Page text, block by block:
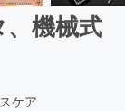
機械式
ケア